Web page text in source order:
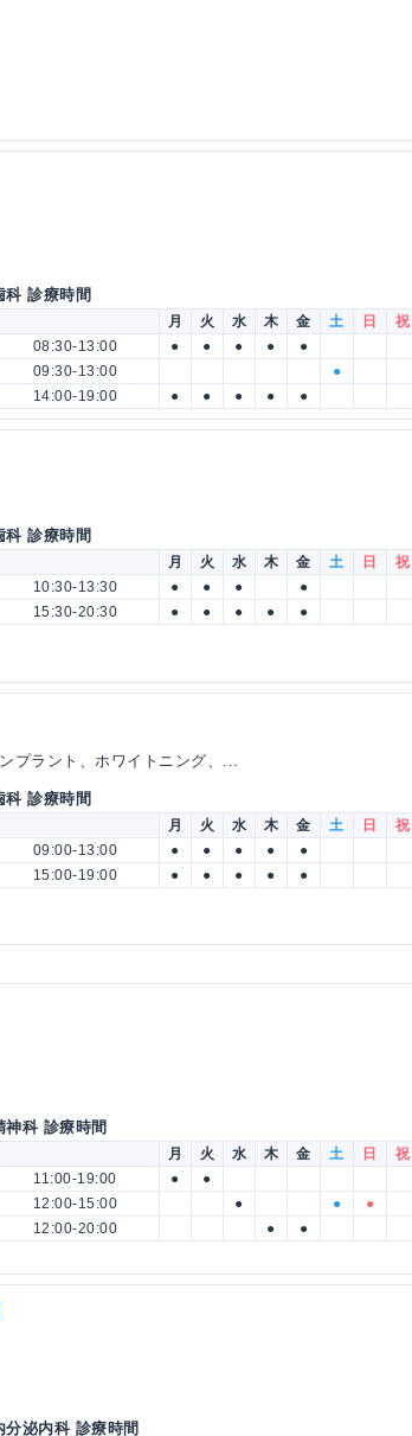
科 診療時間
月 火 水 木 金 土 日
祝
08:30-13:00
● ● ● ●
●
09:30-13:00
●
14:00-19:00
● ● ● ● ●
科 診療時間
月 火 水 木 金 土 日
祝
10:30-13:30
● ● ●
●
15:30-20:30
● ● ● ● ●
プラント、ホワイトニング、...
科 診療時間
月 火 水 木 金 土 日
祝
09:00-13:00
● ● ● ●
●
15:00-19:00
● ● ● ● ●
神科 診療時間
月 火 水 木 金 土 日
祝
11:00-19:00
●
●
12:00-15:00
● ●
●
12:00-20:00
● ●
分泌内科 診療時間